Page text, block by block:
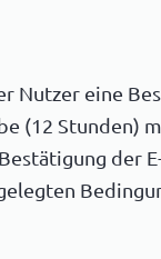
Nutzer eine
(12 Stunden)
der